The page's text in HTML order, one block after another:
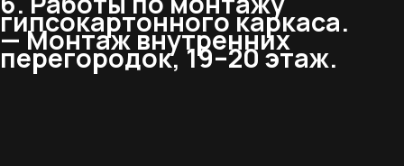
гипсокартонного каркаса.
— Монтаж внутренних
перегородок, 19–20 этаж.